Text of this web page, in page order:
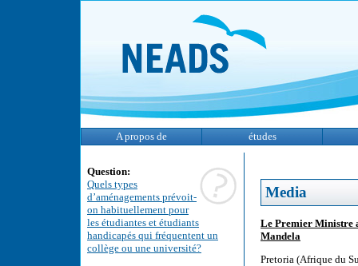
A propos de études
Question:
Quels types
d’aménagements prévoit-
on habituellement pour
les étudiantes et étudiants
handicapés qui fréquentent un
collège ou une université?
Media
Le Premier Ministre
Mandela
Pretoria (Afrique du